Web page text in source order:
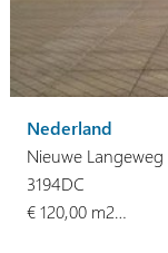
Nederland
Nieuwe Langeweg
3194DC
€ 120,00 m2…